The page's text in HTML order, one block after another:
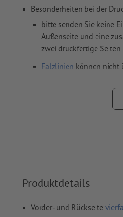
Besonderheiten bei der
bitte senden Sie keine
Außenseite und eine
zwei druckfertige
Falzlinien können nicht
damit das Motiv beim
Auflösung:300 dpi
umlaufend 2 mmBeschnitt
Produktdetails
Vorder- und Rückseite